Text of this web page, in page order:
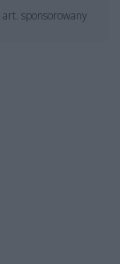
art. sponsorowany